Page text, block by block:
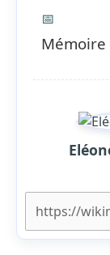
📅
Mémoire